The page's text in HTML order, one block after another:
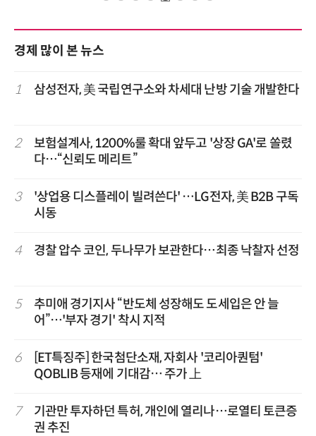
경제 많이 본 뉴스
1 삼성전자, 美 국립연구소와 차세대 난방 기술 개발한다
2
보험설계사, 1200%룰 확대 앞두고 '상장 GA'로 쏠렸
다…“신뢰도 메리트”
3
'상업용 디스플레이 빌려쓴다' …LG전자, 美 B2B 구독
시동
4 경찰 압수 코인, 두나무가 보관한다…최종 낙찰자 선정
5
추미애 경기지사 “반도체 성장해도 도세입은 안 늘
어”…'부자 경기' 착시 지적
6
[ET특징주] 한국첨단소재, 자회사 '코리아퀀텀'
QOBLIB 등재에 기대감… 주가 上
7
기관만 투자하던 특허, 개인에 열리나…로열티 토큰증
권 추진